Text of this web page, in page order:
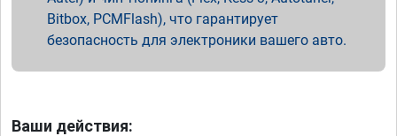
Bitbox, PCMFlash), что гарантирует
безопасность для электроники вашего авто.
Ваши действия: